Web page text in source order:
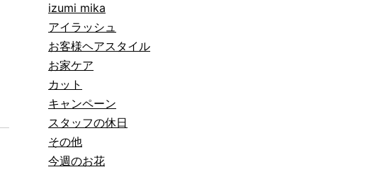
izumi mika
アイラッシュ
お客様ヘアスタイル
お家ケア
カット
キャンペーン
スタッフの休日
その他
今週のお花